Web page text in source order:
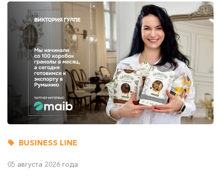
BUSINESS LINE
05 августа 2026 года